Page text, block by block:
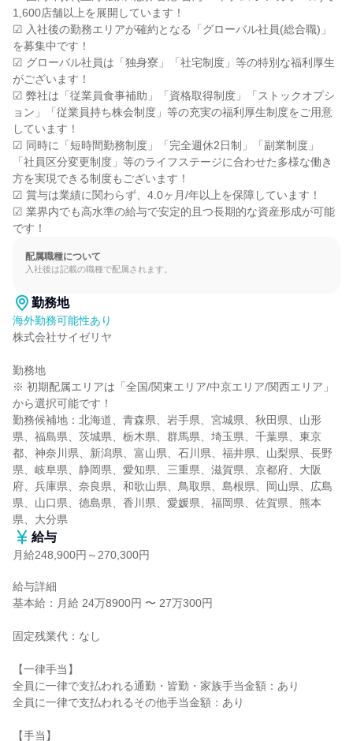
1,600店舗以上を展開しています！
☑ 入社後の勤務エリアが確約となる「グローバル社員(総合職)」
を募集中です！
☑ グローバル社員は「独身寮」「社宅制度」等の特別な福利厚生
がございます！
☑ 弊社は「従業員食事補助」「資格取得制度」「ストックオプシ
ョン」「従業員持ち株会制度」等の充実の福利厚生制度をご用意
しています！
☑ 同時に「短時間勤務制度」「完全週休2日制」「副業制度」
「社員区分変更制度」等のライフステージに合わせた多様な働き
方を実現できる制度もございます！
☑ 賞与は業績に関わらず、4.0ヶ月/年以上を保障しています！
☑ 業界内でも高水準の給与で安定的且つ長期的な資産形成が可能
です！
配属職種について
入社後は記載の職種で配属されます。
勤務地
海外勤務可能性あり
株式会社サイゼリヤ
勤務地
※ 初期配属エリアは「全国/関東エリア/中京エリア/関西エリア」
から選択可能です！
勤務候補地：北海道、青森県、岩手県、宮城県、秋田県、山形
県、福島県、茨城県、栃木県、群馬県、埼玉県、千葉県、東京
都、神奈川県、新潟県、富山県、石川県、福井県、山梨県、長野
県、岐阜県、静岡県、愛知県、三重県、滋賀県、京都府、大阪
府、兵庫県、奈良県、和歌山県、鳥取県、島根県、岡山県、広島
県、山口県、徳島県、香川県、愛媛県、福岡県、佐賀県、熊本
県、大分県
給与
月給248,900円～270,300円
給与詳細
基本給：月給 24万8900円 〜 27万300円
固定残業代：なし
【一律手当】
全員に一律で支払われる通勤・皆勤・家族手当金額：あり
全員に一律で支払われるその他手当金額：あり
【手当】